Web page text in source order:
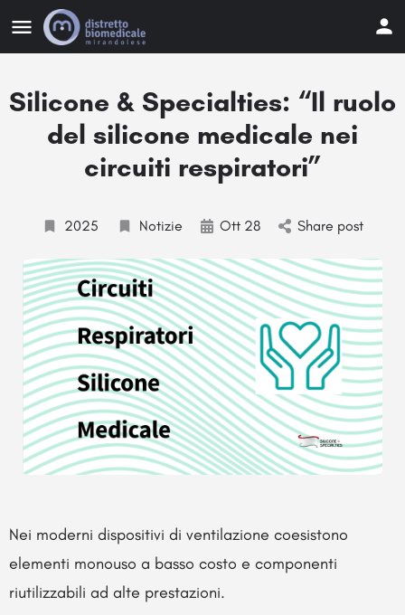
Silicone & Specialties: “Il ruolo
del silicone medicale nei
circuiti respiratori”
2025 Notizie Ott 28 Share post
Nei moderni dispositivi di ventilazione coesistono
elementi monouso a basso costo e componenti
riutilizzabili ad alte prestazioni.